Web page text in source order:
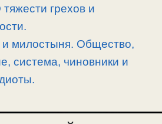
грехов и
милостыня. Общество,
система, чиновники и